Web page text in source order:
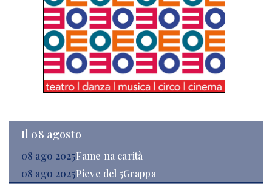
Il 08 agosto
08 ago 2025Fame na carità
08 ago 2025Pieve del 5Grappa